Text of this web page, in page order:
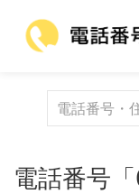
電話番号